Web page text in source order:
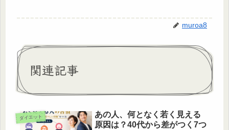
muroa8
関連記事
ダイエット
あの人、何となく若く見える
原因は？40代から差がつく7つ